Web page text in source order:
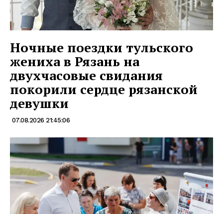
Ночные поездки тульского
жениха в Рязань на
двухчасовые свидания
покорили сердце рязанской
девушки
07.08.2026 21:45:06